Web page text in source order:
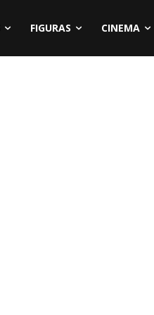
FIGURAS CINEMA